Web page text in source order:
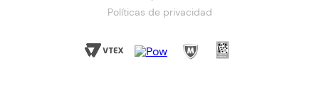
Políticas de privacidad